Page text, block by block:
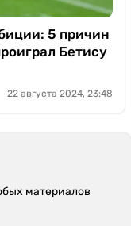
5 причин
Бетису
22 августа 2024, 23:48
материалов